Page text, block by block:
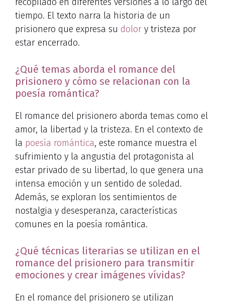
tiempo. El texto narra la historia de un
prisionero que expresa su dolor y tristeza por
estar encerrado.
¿Qué temas aborda el romance del
prisionero y cómo se relacionan con la
poesía romántica?
El romance del prisionero aborda temas como el
amor, la libertad y la tristeza. En el contexto de
la poesía romántica, este romance muestra el
sufrimiento y la angustia del protagonista al
estar privado de su libertad, lo que genera una
intensa emoción y un sentido de soledad.
Además, se exploran los sentimientos de
nostalgia y desesperanza, características
comunes en la poesía romántica.
¿Qué técnicas literarias se utilizan en el
romance del prisionero para transmitir
emociones y crear imágenes vívidas?
En el romance del prisionero se utilizan